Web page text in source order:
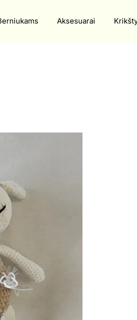
Aksesuarai